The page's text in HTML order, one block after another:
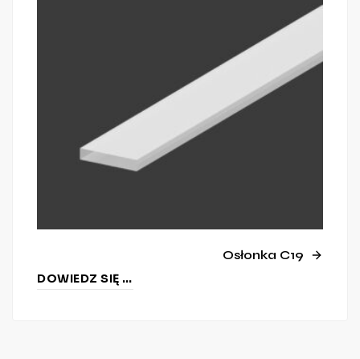
Osłonka C19
DOWIEDZ SIĘ WIĘCEJ